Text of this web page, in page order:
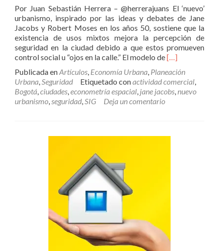
Por Juan Sebastián Herrera – @herrerajuans El ‘nuevo’
urbanismo, inspirado por las ideas y debates de Jane
Jacobs y Robert Moses en los años 50, sostiene que la
existencia de usos mixtos mejora la percepción de
seguridad en la ciudad debido a que estos promueven
control social u “ojos en la calle.” El modelo deLeer
de
seguridad
en
densidad
Colombia
[…]
Publicada enArtículos, Economía Urbana, Planeación
Urbana,Seguridad Etiquetado conactividad comercial,
Bogotá,ciudades,econometría espacial, jane jacobs,nuevo
urbanismo,seguridad,SIG Deja un comentario